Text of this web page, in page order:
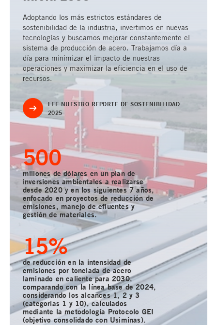
Adoptando los más estrictos estándares de
sostenibilidad de la industria, invertimos en nuevas
tecnologías y buscamos mejorar constantemente el
sistema de producción de acero. Trabajamos día a
día para minimizar el impacto de nuestras
operaciones y maximizar la eficiencia en el uso de
recursos.
LEE NUESTRO REPORTE DE SOSTENIBILIDAD
2025
500
millones de dólares en un plan de
inversiones ambientales a realizarse
desde 2020 y en los siguientes 7 años,
enfocado en proyectos de reducción de
emisiones, manejo de efluentes y
gestión de materiales.
15%
de reducción en la intensidad de
emisiones por tonelada de acero
laminado en caliente para 2030,
comparando con la línea base de 2024,
considerando los alcances 1, 2 y 3
(categorías 1 y 10), calculados
mediante la metodología Protocolo GEI
(objetivo consolidado con Usiminas).